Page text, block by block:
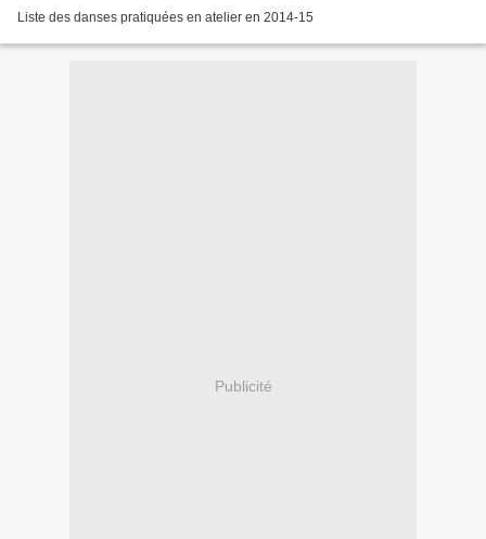
Liste des danses pratiquées en atelier en 2014-15
Publicité